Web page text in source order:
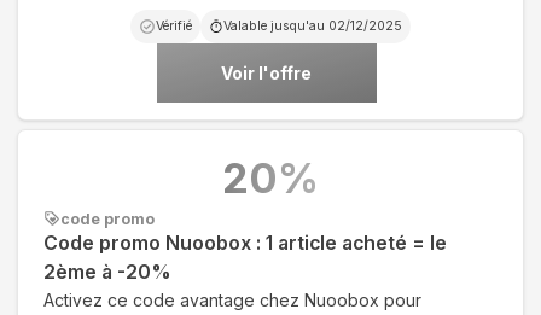
Vérifié Valable jusqu'au 02/12/2025
Voir l'offre
code promo
Code promo Nuoobox : 1 article acheté = le
2ème à -20%
Activez ce code avantage chez Nuoobox pour
20%